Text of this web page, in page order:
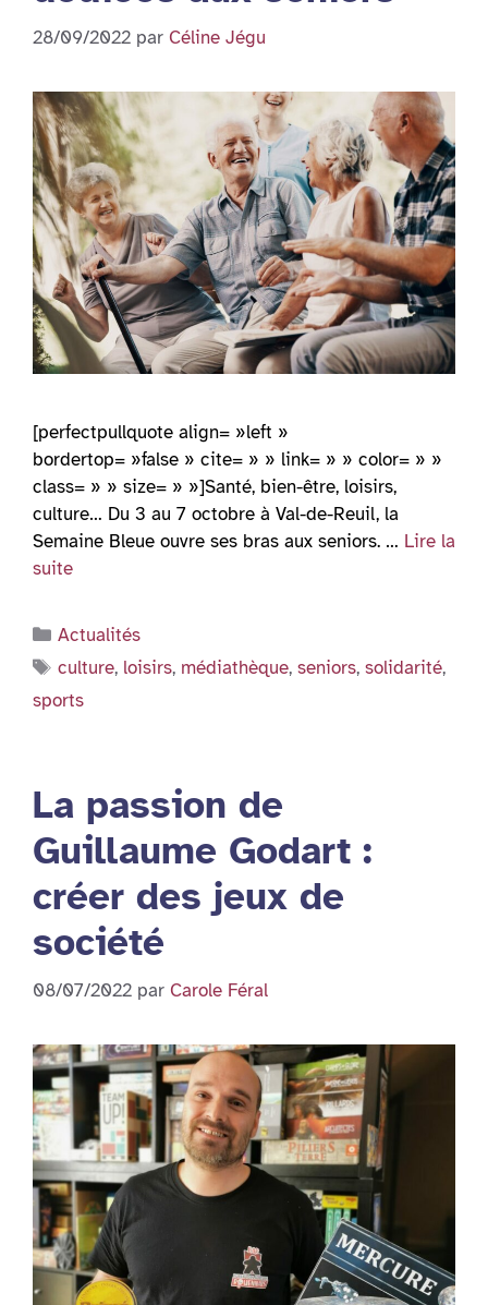
28/09/2022 par Céline Jégu
[perfectpullquote align= »left »
bordertop= »false » cite= » » link= » » color= » »
class= » » size= » »]Santé, bien-être, loisirs,
culture… Du 3 au 7 octobre à Val-de-Reuil, la
Semaine Bleue ouvre ses bras aux seniors. … Lire la
suite
Catégories
Actualités
Étiquettes
culture, loisirs, médiathèque,seniors,solidarité,
sports
La passion de
Guillaume Godart :
créer des jeux de
société
08/07/2022 par Carole Féral